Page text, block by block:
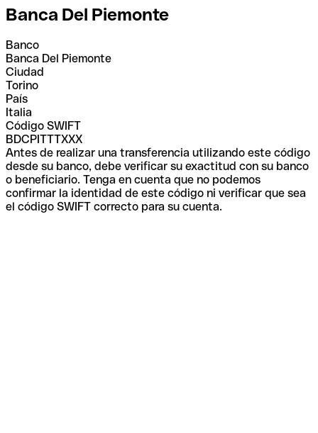
Banca Del Piemonte
Banco
Banca Del Piemonte
Ciudad
Torino
País
Italia
Código SWIFT
BDCPITTTXXX
Antes de realizar una transferencia utilizando este código
desde su banco, debe verificar su exactitud con su banco
o beneficiario. Tenga en cuenta que no podemos
confirmar la identidad de este código ni verificar que sea
el código SWIFT correcto para su cuenta.